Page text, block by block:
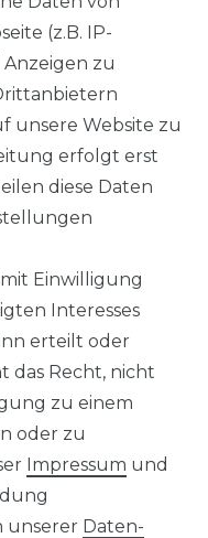
(z.B. IP-
zu
unsere Website zu
erfolgt erst
diese Daten
Einwilligung
Interesses
erteilt oder
das Recht, nicht
zu einem
oder zu
Impressum und
unserer Daten­